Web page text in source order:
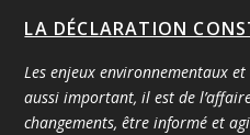
LA DÉCLARATION
Les enjeux environnementaux
aussi important, il est de
changements, être informé et